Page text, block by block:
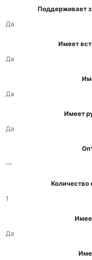
Поддерживает
Да
Имеет
Да
Да
Имеет
Да
—
1
Да